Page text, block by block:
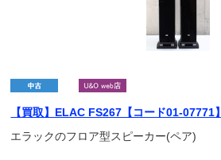
【買取】ELAC FS267【コード01-07771】
エラックのフロア型スピーカー(ペア)